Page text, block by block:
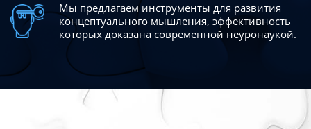
Мы предлагаем инструменты для развития
концептуального мышления, эффективность
которых доказана современной неуронаукой.